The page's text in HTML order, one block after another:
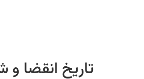
تاریخ انقضا و